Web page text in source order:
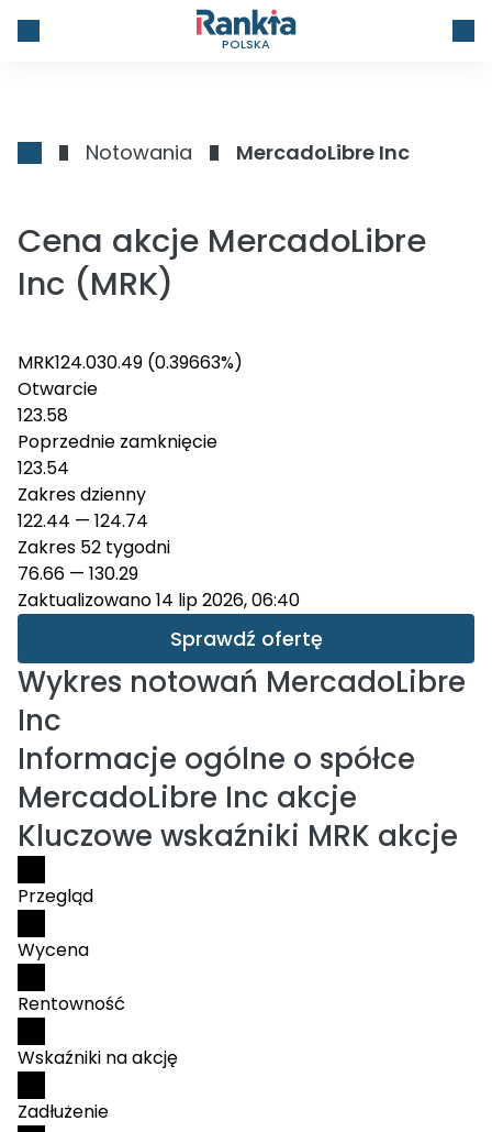
POLSKA
Notowania MercadoLibre Inc
Cena akcje MercadoLibre
Inc (MRK)
MRK124.030.49 (0.39663%)
Otwarcie
123.58
Poprzednie zamknięcie
123.54
Zakres dzienny
122.44 — 124.74
Zakres 52 tygodni
76.66 — 130.29
Zaktualizowano 14 lip 2026, 06:40
Sprawdź ofertę
Wykres notowań MercadoLibre
Inc
Informacje ogólne o spółce
MercadoLibre Inc akcje
Kluczowe wskaźniki MRK akcje
Przegląd
Wycena
Rentowność
Wskaźniki na akcję
Zadłużenie